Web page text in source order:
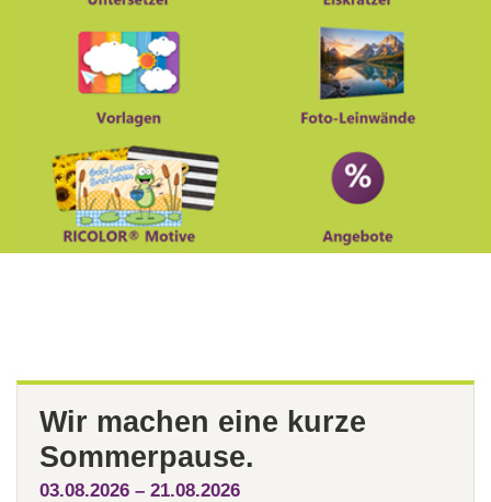
Wir machen eine kurze
Sommerpause.
03.08.2026 – 21.08.2026